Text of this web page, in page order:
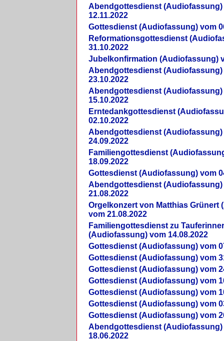
Abendgottesdienst (Audiofassung)
12.11.2022
Gottesdienst (Audiofassung) vom
Reformationsgottesdienst
31.10.2022
Jubelkonfirmation (Audiofassung)
Abendgottesdienst (Audiofassung)
23.10.2022
Abendgottesdienst (Audiofassung)
15.10.2022
Erntedankgottesdienst
02.10.2022
Abendgottesdienst (Audiofassung)
24.09.2022
Familiengottesdienst
18.09.2022
Gottesdienst (Audiofassung) vom
Abendgottesdienst (Audiofassung)
21.08.2022
Orgelkonzert von Matthias Grünert
vom 21.08.2022
Familiengottesdienst zu
(Audiofassung) vom 14.08.2022
Gottesdienst (Audiofassung) vom
Gottesdienst (Audiofassung) vom
Gottesdienst (Audiofassung) vom
Gottesdienst (Audiofassung) vom
Gottesdienst (Audiofassung) vom
Gottesdienst (Audiofassung) vom
Gottesdienst (Audiofassung) vom
Abendgottesdienst (Audiofassung)
18.06.2022